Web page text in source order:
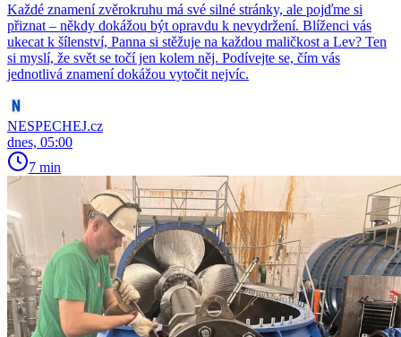
Každé znamení zvěrokruhu má své silné stránky, ale pojďme si
přiznat – někdy dokážou být opravdu k nevydržení. Blíženci vás
ukecat k šílenství, Panna si stěžuje na každou maličkost a Lev? Ten
si myslí, že svět se točí jen kolem něj. Podívejte se, čím vás
jednotlivá znamení dokážou vytočit nejvíc.
NESPECHEJ.cz
dnes, 05:00
7 min